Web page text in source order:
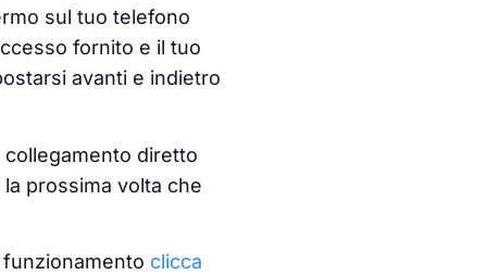
sul tuo telefono
fornito e il tuo
avanti e indietro
collegamento diretto
prossima volta che
clicca